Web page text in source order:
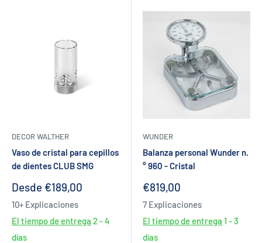
DECOR WALTHER
Vaso de cristal para cepillos
de dientes CLUB SMG
Precio
venta
Desde €189,00
10+ Explicaciones
El tiempo de entrega 2 - 4
días
WUNDER
Balanza personal Wunder n.
° 960 - Cristal
Precio
venta
€819,00
7 Explicaciones
El tiempo de entrega 1 - 3
días